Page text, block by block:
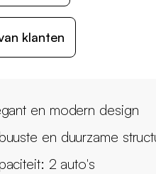
klanten
en modern design
en duurzame
2 auto's